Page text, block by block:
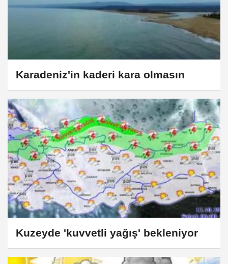
Karadeniz'in kaderi kara olmasın
Kuzeyde 'kuvvetli yağış' bekleniyor